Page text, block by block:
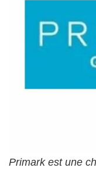
Primark est une